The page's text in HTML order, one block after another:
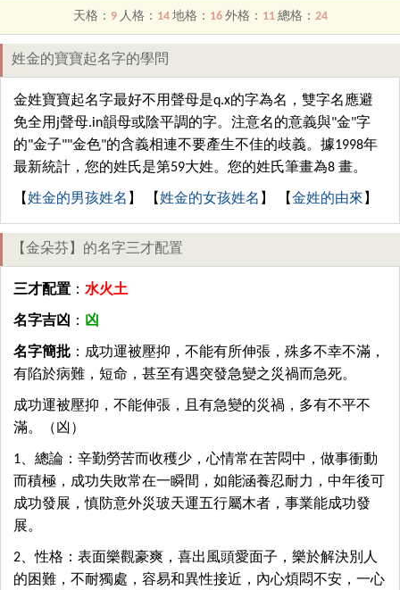
天格： 9人格： 14地格： 16外格： 11總格： 24
姓金的寶寶起名字的學問
金姓寶寶起名字最好不用聲母是q.x的字為名，雙字名應避
免全用j聲母.in韻母或陰平調的字。注意名的意義與"金"字
的"金子""金色"的含義相連不要產生不佳的歧義。據1998年
最新統計，您的姓氏是第59大姓。您的姓氏筆畫為8 畫。
【姓金的男孩姓名 】 【姓金的女孩姓名 】 【金姓的由來 】
【金朵芬】的名字三才配置
三才配置 ： 水火土
名字吉凶 ： 凶
名字簡批 ：成功運被壓抑，不能有所伸張，殊多不幸不滿，
有陷於病難，短命，甚至有遇突發急變之災禍而急死。
成功運被壓抑，不能伸張，且有急變的災禍，多有不平不
滿。（凶）
1、總論：辛勤勞苦而收穫少，心情常在苦悶中，做事衝動
而積極，成功失敗常在一瞬間，如能涵養忍耐力，中年後可
成功發展，慎防意外災玻天運五行屬木者，事業能成功發
展。
2、性格：表面樂觀豪爽，喜出風頭愛面子，樂於解決別人
的困難，不耐獨處，容易和異性接近，內心煩悶不安，一心